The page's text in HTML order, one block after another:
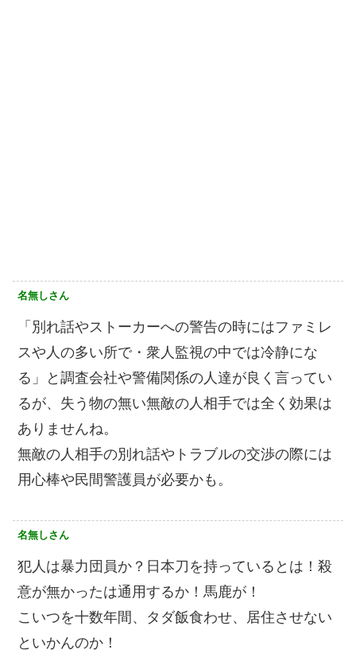
名無しさん
「別れ話やストーカーへの警告の時にはファミレ
スや人の多い所で・衆人監視の中では冷静にな
る」と調査会社や警備関係の人達が良く言ってい
るが、失う物の無い無敵の人相手では全く効果は
ありませんね。
無敵の人相手の別れ話やトラブルの交渉の際には
用心棒や民間警護員が必要かも。
名無しさん
犯人は暴力団員か？日本刀を持っているとは！殺
意が無かったは通用するか！馬鹿が！
こいつを十数年間、タダ飯食わせ、居住させない
といかんのか！